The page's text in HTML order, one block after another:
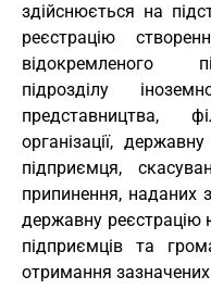
здійснюється на
реєстрацію
відокремленого
підрозділу
представництва,
організації,
підприємця,
припинення, наданих
державну реєстрацію
підприємців та
отримання